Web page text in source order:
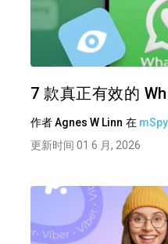
7 款真正有效的
作者Agnes W Linn 在
更新时间 01 6 月, 2026